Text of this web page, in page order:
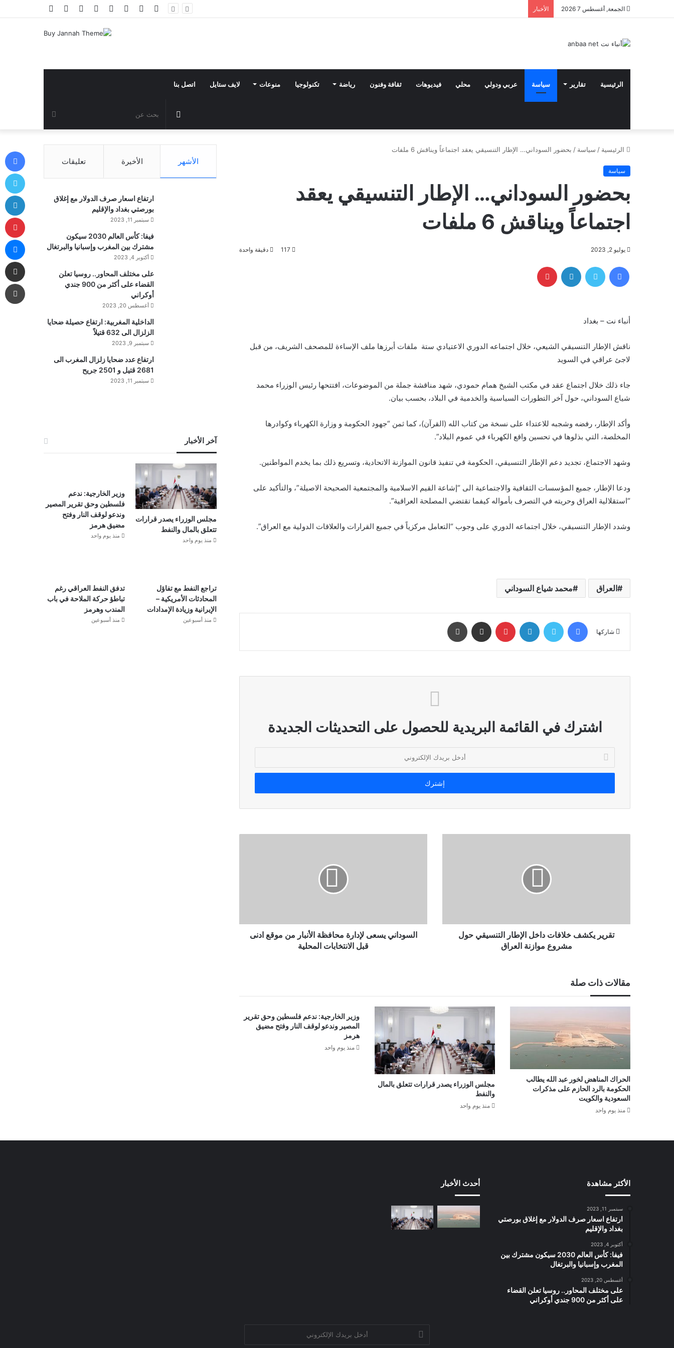
الجمعة, أغسطس 7 2026 الأخبار
مقال تسجيل تيلقرام
انستقرام يوتيوب تويترفيسبوك
الرئيسية تقارير سياسة عربي ودولي محلي فيديوهات ثقافة وفنون رياضة تكنولوجيا منوعات لايف ستايل اتصل بنا
عن عشوائي
الرئيسية / سياسة / بحضور السوداني… الإطار التنسيقي يعقد اجتماعاً ويناقش 6 ملفات
سياسة
بحضور السوداني… الإطار التنسيقي يعقد
اجتماعاً ويناقش 6 ملفات
يوليو 2, 2023 117 دقيقة واحدة
فيسبوك تويتر لينكدإن
أنباء نت – بغداد
ناقش الإطار التنسيقي الشيعي، خلال اجتماعه الدوري الاعتيادي ستة ملفات أبرزها ملف الإساءة للمصحف الشريف، من قبل
لاجئ عراقي في السويد
جاء ذلك خلال اجتماع عقد في مكتب الشيخ همام حمودي، شهد مناقشة جملة من الموضوعات، افتتحها رئيس الوزراء محمد
شياع السوداني، حول آخر التطورات السياسية والخدمية في البلاد، بحسب بيان.
وأكد الإطار، رفضه وشجبه للاعتداء على نسخة من كتاب الله (القرآن)، كما ثمن “جهود الحكومة و وزارة الكهرباء وكوادرها
المخلصة، التي بذلوها في تحسين واقع الكهرباء في عموم البلاد”.
وشهد الاجتماع، تجديد دعم الإطار التنسيقي، الحكومة في تنفيذ قانون الموازنة الاتحادية، وتسريع ذلك بما يخدم المواطنين.
ودعا الإطار، جميع المؤسسات الثقافية والاجتماعية الى “إشاعة القيم الاسلامية والمجتمعية الصحيحة الاصيلة”، والتأكيد على
“استقلالية العراق وحريته في التصرف بأمواله كيفما تقتضي المصلحة العراقية”.
وشدد الإطار التنسيقي، خلال اجتماعه الدوري على وجوب “التعامل مركزياً في جميع القرارات والعلاقات الدولية مع العراق”.
العراق محمد شياع السوداني
شاركها
فيسبوك تويتر لينكدإن بينتيريست مشاركة عبر البريد
اشترك في القائمة البريدية للحصول على التحديثات الجديدة
بريدك
الإلكتروني
تقرير يكشف خلافات داخل الإطار التنسيقي حول
مشروع موازنة العراق
السوداني يسعى لإدارة محافظة الأنبار من موقع ادنى
قبل الانتخابات المحلية
مقالات ذات صلة
الحراك المناهض لخور عبد الله يطالب
الحكومة بالرد الحازم على مذكرات
السعودية والكويت
منذ يوم واحد
مجلس الوزراء يصدر قرارات تتعلق بالمال
والنفط
منذ يوم واحد
وزير الخارجية: ندعم فلسطين وحق تقرير
المصير وندعو لوقف النار وفتح مضيق
هرمز
منذ يوم واحد
الأشهر الأخيرة تعليقات
ارتفاع اسعار صرف الدولار مع إغلاق
بورصتي بغداد والإقليم
سبتمبر 11, 2023
فيفا: كأس العالم 2030 سيكون
مشترك بين المغرب وإسبانيا والبرتغال
أكتوبر 4, 2023
على مختلف المحاور.. روسيا تعلن
القضاء على أكثر من 900 جندي
أوكراني
أغسطس 20, 2023
الداخلية المغربية: ارتفاع حصيلة ضحايا
الزلزال الى 632 قتيلاً
سبتمبر 9, 2023
ارتفاع عدد ضحايا زلزال المغرب الى
2681 قتيل و 2501 جريح
سبتمبر 11, 2023
آخر الأخبار
مجلس الوزراء يصدر قرارات
تتعلق بالمال والنفط
منذ يوم واحد
وزير الخارجية: ندعم
فلسطين وحق تقرير المصير
وندعو لوقف النار وفتح
مضيق هرمز
منذ يوم واحد
تراجع النفط مع تفاؤل
المحادثات الأمريكية –
الإيرانية وزيادة الإمدادات
منذ أسبوعين
تدفق النفط العراقي رغم
تباطؤ حركة الملاحة في باب
المندب وهرمز
منذ أسبوعين
الأكثر مشاهدة
سبتمبر 11, 2023
ارتفاع اسعار صرف الدولار مع إغلاق بورصتي
بغداد والإقليم
أكتوبر 4, 2023
فيفا: كأس العالم 2030 سيكون مشترك بين
المغرب وإسبانيا والبرتغال
أغسطس 20, 2023
على مختلف المحاور.. روسيا تعلن القضاء
على أكثر من 900 جندي أوكراني
أحدث الأخبار
بريدك